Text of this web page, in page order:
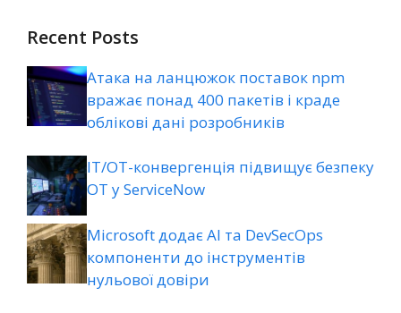
Recent Posts
Атака на ланцюжок поставок npm
вражає понад 400 пакетів і краде
облікові дані розробників
ІТ/ОТ-конвергенція підвищує безпеку
ОТ у ServiceNow
Microsoft додає AI та DevSecOps
компоненти до інструментів
нульової довіри